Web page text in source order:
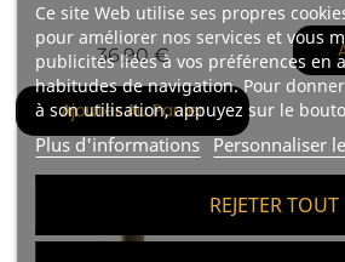
Ce site Web utilise ses propres
pour améliorer nos services et vous
publicités liées à vos préférences en
habitudes de navigation. Pour
à son utilisation, appuyez sur le
Plus d'informations Personnaliser
REJETER TOUT
36,90 €Prix
Ajouter Au Panier